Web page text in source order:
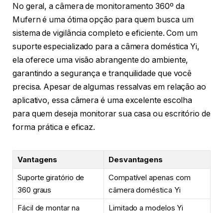
No geral, a câmera de monitoramento 360º da
Mufern é uma ótima opção para quem busca um
sistema de vigilância completo e eficiente. Com um
suporte especializado para a câmera doméstica Yi,
ela oferece uma visão abrangente do ambiente,
garantindo a segurança e tranquilidade que você
precisa. Apesar de algumas ressalvas em relação ao
aplicativo, essa câmera é uma excelente escolha
para quem deseja monitorar sua casa ou escritório de
forma prática e eficaz.
Vantagens
Desvantagens
Suporte giratório de
360 graus
Compatível apenas com
câmera doméstica Yi
Fácil de montar na
Limitado a modelos Yi